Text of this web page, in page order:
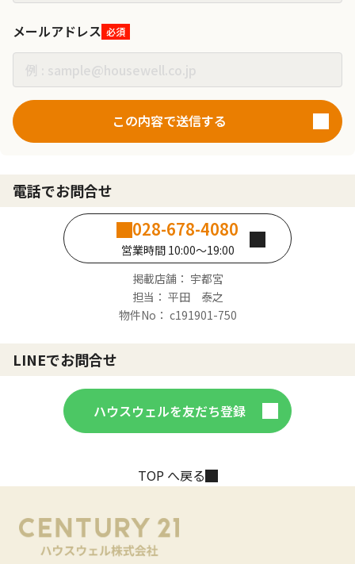
メールアドレス 必須
この内容で送信する
電話でお問合せ
028-678-4080
営業時間 10:00～19:00
掲載店舗： 宇都宮
担当： 平田 泰之
物件No： c191901-750
LINEでお問合せ
ハウスウェルを友だち登録
TOP へ戻る